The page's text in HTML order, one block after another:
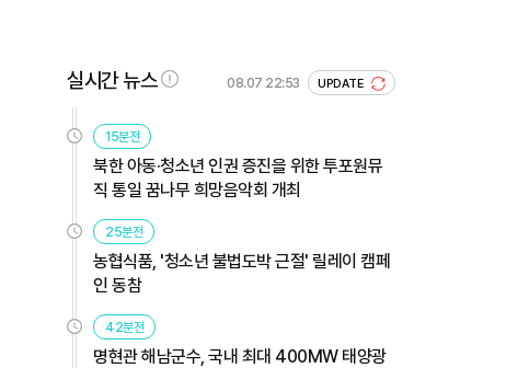
실시간 뉴스 08.07 22:53 UPDATE
15분전
북한 아동·청소년 인권 증진을 위한 투포원뮤
직 통일 꿈나무 희망음악회 개최
25분전
농협식품, '청소년 불법도박 근절' 릴레이 캠페
인 동참
42분전
명현관 해남군수, 국내 최대 400MW 태양광